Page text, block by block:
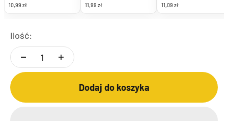
10,99 zł
11,99 zł
11,09 zł
Ilość:
Dodaj do koszyka